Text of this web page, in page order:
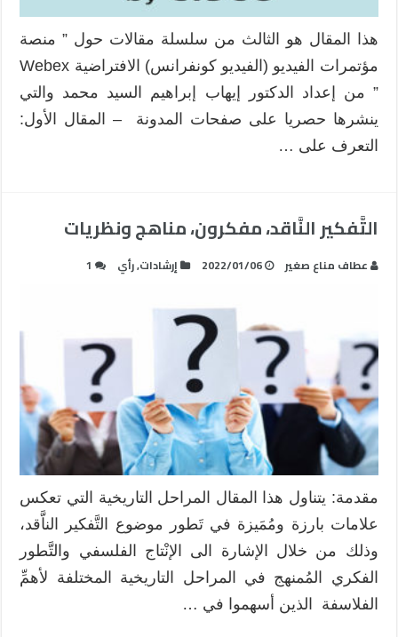
هذا المقال هو الثالث من سلسلة مقالات حول ” منصة
مؤتمرات الفيديو (الفيديو كونفرانس) الافتراضية Webex
” من إعداد الدكتور إيهاب إبراهيم السيد محمد والتي
ينشرها حصريا على صفحات المدونة – المقال الأول:
التعرف على …
التَّفكير النَّاقد، مفكرون، مناهج ونظريات
عطاف مناع صغير 2022/01/06 إرشادات,رأي 1
مقدمة: يتناول هذا المقال المراحل التاريخية التي تعكس
علامات بارزة ومُمَيزة في تَطور موضوع التَّفكير الناَّقد،
وذلك من خلال الإشارة الى الإنْتاج الفلسفي والتَّطور
الفكري المُمنهج في المراحل التاريخية المختلفة لأهمِّ
الفلاسفة الذين أسهموا في …